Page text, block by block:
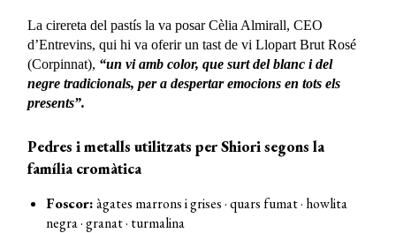
La cirereta del pastís la va posar Cèlia Almirall, CEO
d’Entrevins, qui hi va oferir un tast de vi Llopart Brut Rosé
(Corpinnat), “un vi amb color, que surt del blanc i del
negre tradicionals, per a despertar emocions en tots els
presents”.
Pedres i metalls utilitzats per Shiori segons la
família cromàtica
Foscor:àgates marrons i grises · quars fumat · howlita
negra · granat · turmalina